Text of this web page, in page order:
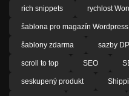
rich snippets rychlost
šablona pro magazín Wordpress
šablony zdarma sazby
scroll to top SEO
seskupený produkt